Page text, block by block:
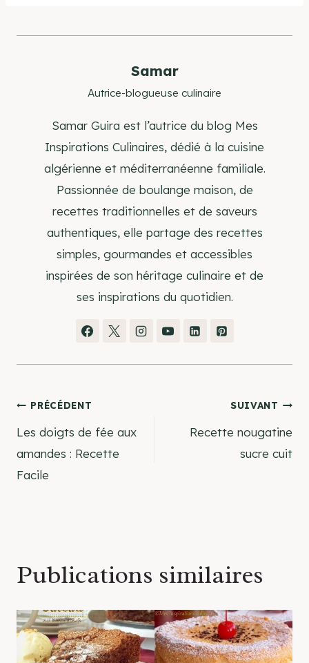
publication :
Samar
Autrice-blogueuse culinaire
Samar Guira est l’autrice du blog Mes
Inspirations Culinaires, dédié à la cuisine
algérienne et méditerranéenne familiale.
Passionnée de boulange maison, de
recettes traditionnelles et de saveurs
authentiques, elle partage des recettes
simples, gourmandes et accessibles
inspirées de son héritage culinaire et de
ses inspirations du quotidien.
Navigation
de
l’article
PRÉCÉDENT
Les doigts de fée aux
amandes : Recette
Facile
SUIVANT
Recette nougatine
sucre cuit
Publications similaires